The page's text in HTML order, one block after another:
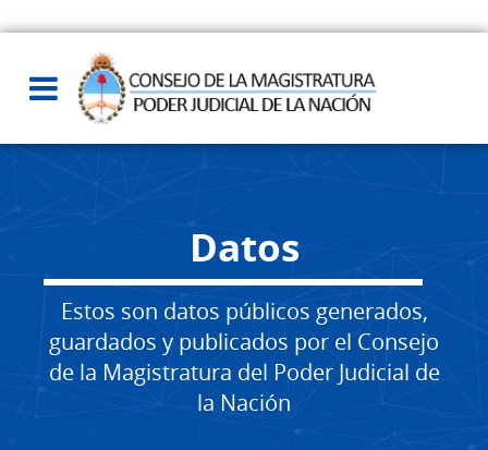
Datos
Estos son datos públicos generados,
guardados y publicados por el Consejo
de la Magistratura del Poder Judicial de
la Nación